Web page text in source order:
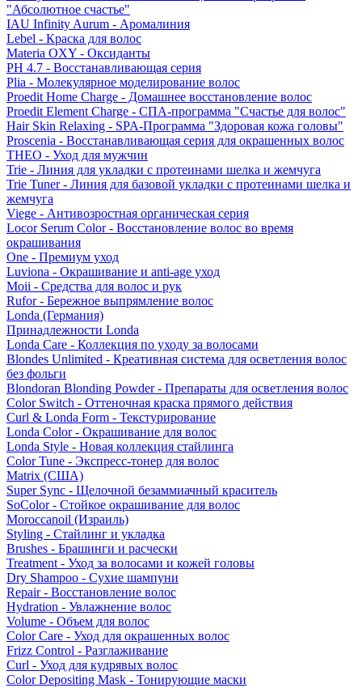
"Абсолютное счастье"
IAU Infinity Aurum - Аромалиния
Lebel - Краска для волос
Materia OXY - Оксиданты
PH 4.7 - Восстанавливающая серия
Plia - Молекулярное моделирование волос
Proedit Home Charge - Домашнее восстановление волос
Proedit Element Charge - СПА-программа "Счастье для волос"
Hair Skin Relaxing - SPA-Программа "Здоровая кожа головы"
Proscenia - Восстанавливающая серия для окрашенных волос
THEO - Уход для мужчин
Trie - Линия для укладки с протеинами шелка и жемчуга
Trie Tuner - Линия для базовой укладки с протеинами шелка и
жемчуга
Viege - Антивозростная органическая серия
Locor Serum Color - Восстановление волос во время
окрашивания
One - Премиум уход
Luviona - Окрашивание и anti-age уход
Moii - Средства для волос и рук
Rufor - Бережное выпрямление волос
Londa (Германия)
Принадлежности Londa
Londa Care - Коллекция по уходу за волосами
Blondes Unlimited - Креативная система для осветления волос
без фольги
Blondoran Blonding Powder - Препараты для осветления волос
Color Switch - Оттеночная краска прямого действия
Curl & Londa Form - Текстурирование
Londa Color - Окрашивание для волос
Londa Style - Новая коллекция стайлинга
Color Tune - Экспресс-тонер для волос
Matrix (США)
Super Sync - Щелочной безаммиачный краситель
SoColor - Стойкое окрашивание для волос
Moroccanoil (Израиль)
Styling - Стайлинг и укладка
Brushes - Брашинги и расчески
Treatment - Уход за волосами и кожей головы
Dry Shampoo - Сухие шампуни
Repair - Восстановление волос
Hydration - Увлажнение волос
Volume - Объем для волос
Color Care - Уход для окрашенных волос
Frizz Control - Разглаживание
Curl - Уход для кудрявых волос
Color Depositing Mask - Тонирующие маски